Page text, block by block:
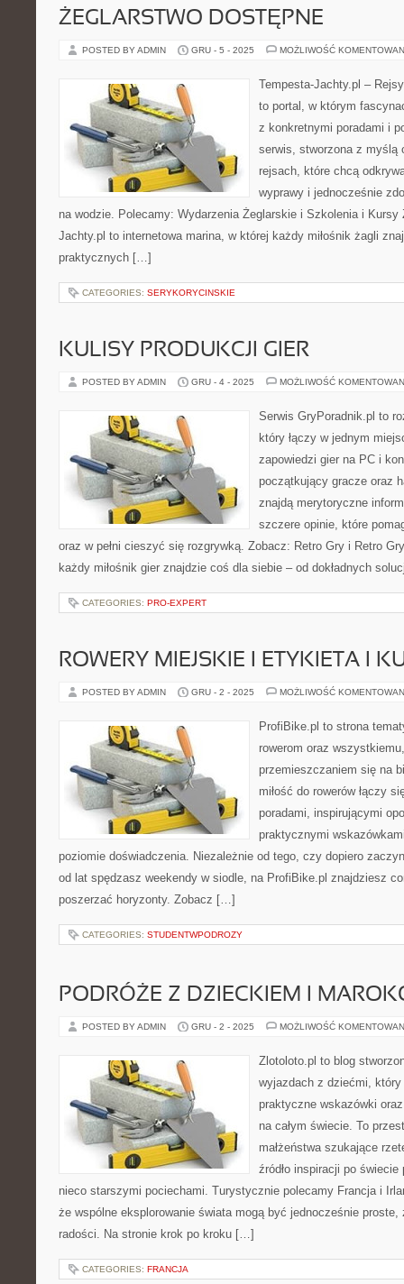
ŻEGLARSTWO DOSTĘPNE
POSTED BY ADMIN GRU - 5 - 2025 MOŻLIWOŚĆ
Tempesta-Jachty.pl –
to portal, w którym
z konkretnymi poradami i
serwis, stworzona z myślą
rejsach, które chcą
wyprawy i jednocześnie
na wodzie. Polecamy: Wydarzenia Żeglarskie i Szkolenia i Kursy
Jachty.pl to internetowa marina, w której każdy miłośnik żagli
praktycznych […]
CATEGORIES: SERYKORYCINSKIE
KULISY PRODUKCJI GIER
POSTED BY ADMIN GRU - 4 - 2025 MOŻLIWOŚĆ
Serwis GryPoradnik.pl to
który łączy w jednym
zapowiedzi gier na PC i
początkujący gracze oraz
znajdą merytoryczne
szczere opinie, które
oraz w pełni cieszyć się rozgrywką. Zobacz: Retro Gry i Retro
każdy miłośnik gier znajdzie coś dla siebie – od dokładnych
CATEGORIES: PRO-EXPERT
ROWERY MIEJSKIE I ETYKIETA I
POSTED BY ADMIN GRU - 2 - 2025 MOŻLIWOŚĆ
ProfiBike.pl to strona
rowerom oraz
przemieszczaniem się na
miłość do rowerów łączy
poradami, inspirującymi
praktycznymi
poziomie doświadczenia. Niezależnie od tego, czy dopiero
od lat spędzasz weekendy w siodle, na ProfiBike.pl znajdziesz
poszerzać horyzonty. Zobacz […]
CATEGORIES: STUDENTWPODROZY
PODRÓŻE Z DZIECKIEM I
POSTED BY ADMIN GRU - 2 - 2025 MOŻLIWOŚĆ
Zlotoloto.pl to blog
wyjazdach z dziećmi, który
praktyczne wskazówki
na całym świecie. To
małżeństwa szukające
źródło inspiracji po
nieco starszymi pociechami. Turystycznie polecamy Francja i
że wspólne eksplorowanie świata mogą być jednocześnie proste,
radości. Na stronie krok po kroku […]
CATEGORIES: FRANCJA